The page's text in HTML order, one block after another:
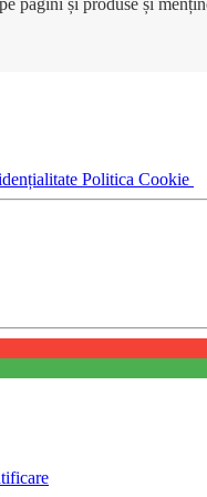
pagini și produse și
Politica Cookie